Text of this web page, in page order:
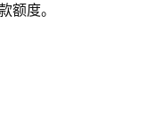
额度。